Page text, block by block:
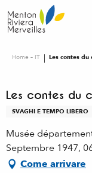
au
contenu
Home – IT Les contes du
Les contes du
SVAGHI E TEMPO LIBERO
Musée
Septembre 1947,
Come arrivare